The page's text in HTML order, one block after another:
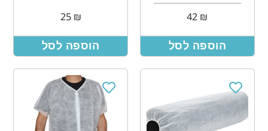
₪
הוספה לסל
₪
25
הוספה לסל